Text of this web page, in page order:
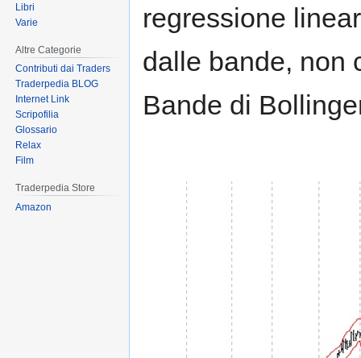
regressione
dalle bande, non
Bande di
Libri
Varie
Altre Categorie
Contributi dai Traders
Traderpedia BLOG
Internet Link
Scripofilia
Glossario
Relax
Film
Traderpedia Store
Amazon